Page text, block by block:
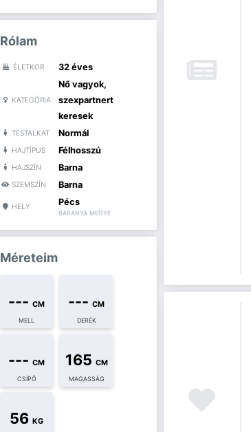
Rólam
ÉLETKOR 32 éves
KATEGÓRIA
Nő vagyok,
szexpartnert
keresek
TESTALKAT Normál
HAJTÍPUS Félhosszú
HAJSZÍN Barna
SZEMSZÍN Barna
HELY Pécs
BARANYA MEGYE
Méreteim
---CM
MELL
---CM
DERÉK
---CM
CSÍPŐ
165 CM
MAGASSÁG
56KG